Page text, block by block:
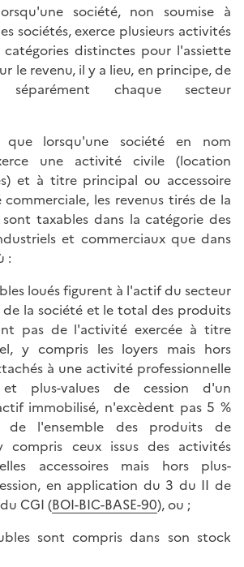
société, non soumise à
sociétés, exerce plusieurs activités
distinctes pour l'assiette
le revenu, il y a lieu, en principe, de
séparément chaque secteur
que lorsqu'une société en nom
une activité civile (location
et à titre principal ou accessoire
les revenus tirés de la
taxables dans la catégorie des
et commerciaux que dans
:
loués figurent à l'actif du secteur
la société et le total des produits
pas de l'activité exercée à titre
y compris les loyers mais hors
à une activité professionnelle
et plus-values de cession d'un
immobilisé, n'excèdent pas 5 %
l'ensemble des produits de
compris ceux issus des activités
accessoires mais hors plus-
en application du 3 du II de
CGI (BOI-BIC-BASE-90), ou ;
sont compris dans son stock